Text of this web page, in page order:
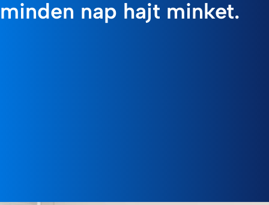
minden nap hajt minket.